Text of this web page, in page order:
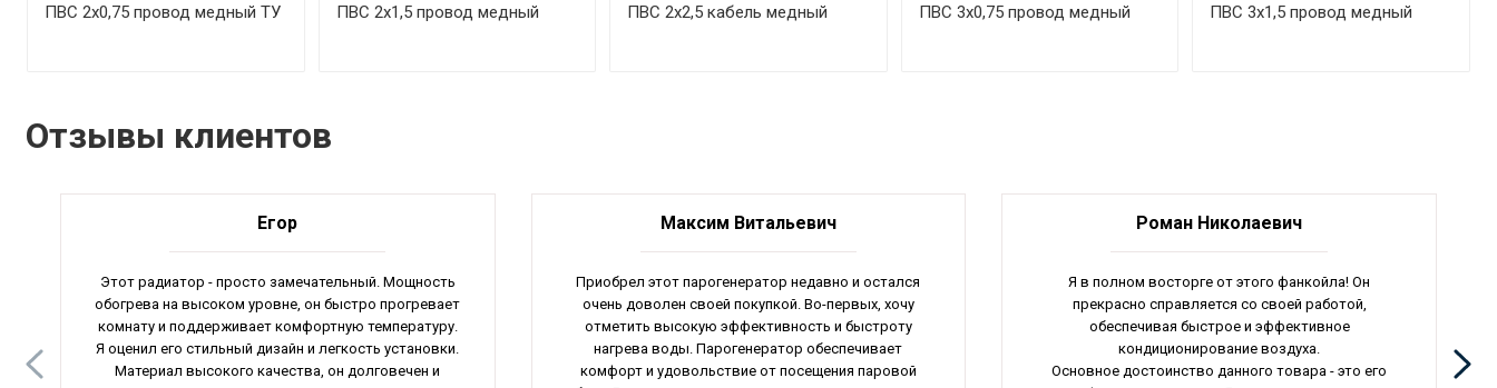
ПВС 2х0,75 провод медный ТУ ПВС 2х1,5 провод медный ПВС 2х2,5 кабель медный ПВС 3х0,75 провод медный ПВС 3х1,5 провод медный
Отзывы клиентов
Егор
Этот радиатор - просто замечательный. Мощность
обогрева на высоком уровне, он быстро прогревает
комнату и поддерживает комфортную температуру.
Я оценил его стильный дизайн и легкость установки.
Материал высокого качества, он долговечен и
Максим Витальевич
Приобрел этот парогенератор недавно и остался
очень доволен своей покупкой. Во-первых, хочу
отметить высокую эффективность и быстроту
нагрева воды. Парогенератор обеспечивает
комфорт и удовольствие от посещения паровой
Роман Николаевич
Я в полном восторге от этого фанкойла! Он
прекрасно справляется со своей работой,
обеспечивая быстрое и эффективное
кондиционирование воздуха.
Основное достоинство данного товара - это его